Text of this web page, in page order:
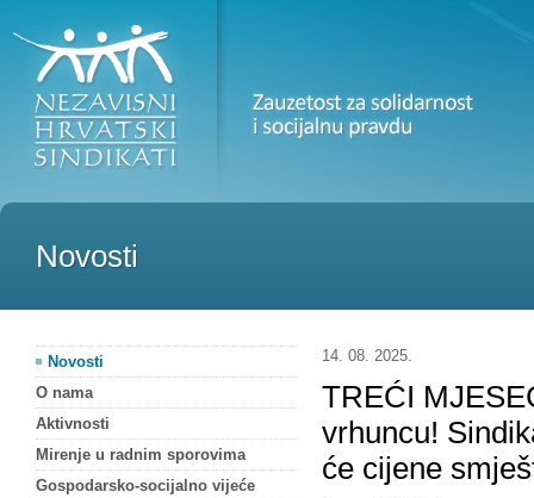
Novosti
14. 08. 2025.
TREĆI
vrhuncu!
će cijene
Novosti
O nama
Aktivnosti
Mirenje u radnim sporovima
Gospodarsko-socijalno vijeće